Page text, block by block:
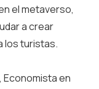
el metaverso,
a crear
los turistas.
Economista en